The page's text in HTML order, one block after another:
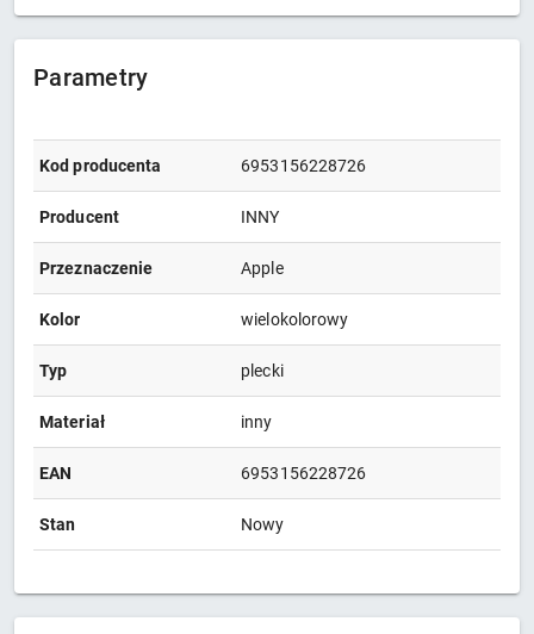
Parametry
Kod producenta 6953156228726
Producent INNY
Przeznaczenie Apple
Kolor wielokolorowy
Typ plecki
Materiał inny
EAN 6953156228726
Stan Nowy